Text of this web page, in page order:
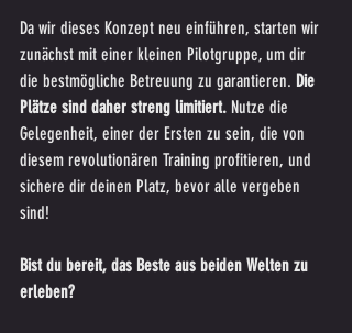
Da wir dieses Konzept neu einführen, starten wir
zunächst mit einer kleinen Pilotgruppe, um dir
die bestmögliche Betreuung zu garantieren. Die
Plätze sind daher streng limitiert. Nutze die
Gelegenheit, einer der Ersten zu sein, die von
diesem revolutionären Training profitieren, und
sichere dir deinen Platz, bevor alle vergeben
sind!
Bist du bereit, das Beste aus beiden Welten zu
erleben?